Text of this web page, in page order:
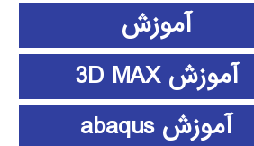
آموزش
آموزش 3D MAX
آموزش abaqus